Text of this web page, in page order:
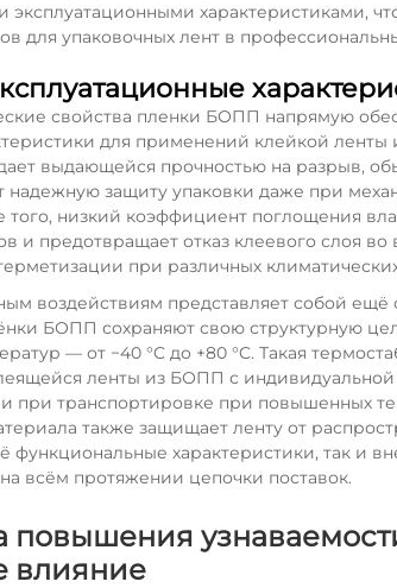
эксплуатационными характеристиками,
для упаковочных лент в
свойства пленки БОПП напрямую
для применений клейкой
выдающейся прочностью на разрыв,
надежную защиту упаковки даже при
низкий коэффициент поглощения
и предотвращает отказ клеевого слоя во
при различных
воздействиям представляет собой
БОПП сохраняют свою структурную
— от −40 °C до +80 °C. Такая
ленты из БОПП с индивидуальной
и при транспортировке при повышенных
также защищает ленту от
функциональные характеристики, так и
всём протяжении цепочки поставок.
повышения
влияние